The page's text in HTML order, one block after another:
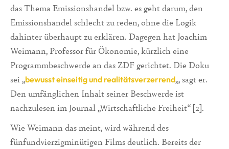
das Thema Emissionshandel bzw. es geht darum, den
Emissionshandel schlecht zu reden, ohne die Logik
dahinter überhaupt zu erklären. Dagegen hat Joachim
Weimann, Professor für Ökonomie, kürzlich eine
Programmbeschwerde an das ZDF gerichtet. Die Doku
sei „bewusst einseitig und realitätsverzerrend„, sagt er.
Den umfänglichen Inhalt seiner Beschwerde ist
nachzulesen im Journal „Wirtschaftliche Freiheit“ [2].
Wie Weimann das meint, wird während des
fünfundvierzigminütigen Films deutlich. Bereits der